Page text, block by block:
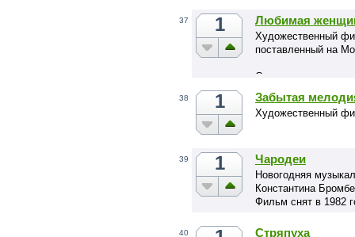
37 1 Любимая
Художественный
поставленный на
Содержание
38 1 Забытая
Художественный
39 1 Чародеи
Новогодняя
Константина
Фильм снят в 1982
40 Стряпуха